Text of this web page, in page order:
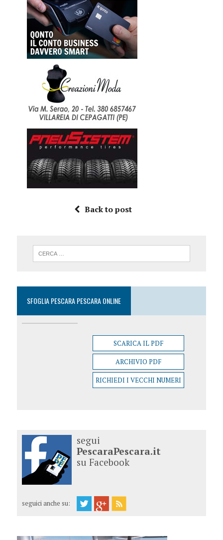
Back to post
SFOGLIA PESCARA PESCARA ONLINE
SCARICA IL PDF
ARCHIVIO PDF
RICHIEDI I VECCHI NUMERI
segui
PescaraPescara.it
su Facebook
seguici anche su: